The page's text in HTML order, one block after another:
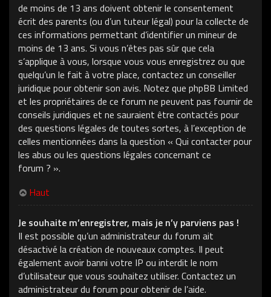
de moins de 13 ans doivent obtenir le consentement
écrit des parents (ou d’un tuteur légal) pour la collecte de
ces informations permettant d’identifier un mineur de
moins de 13 ans. Si vous n’êtes pas sûr que cela
s’applique à vous, lorsque vous vous enregistrez ou que
quelqu’un le fait à votre place, contactez un conseiller
juridique pour obtenir son avis. Notez que phpBB Limited
et les propriétaires de ce forum ne peuvent pas fournir de
conseils juridiques et ne sauraient être contactés pour
des questions légales de toutes sortes, à l’exception de
celles mentionnées dans la question « Qui contacter pour
les abus ou les questions légales concernant ce
forum ? ».
Haut
Je souhaite m’enregistrer, mais je n’y parviens pas !
Il est possible qu’un administrateur du forum ait
désactivé la création de nouveaux comptes. Il peut
également avoir banni votre IP ou interdit le nom
d’utilisateur que vous souhaitez utiliser. Contactez un
administrateur du forum pour obtenir de l’aide.